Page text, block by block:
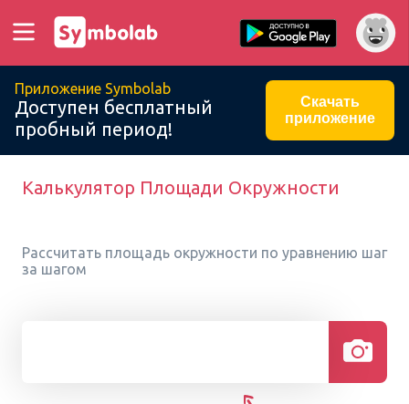
Приложение Symbolab
Доступен бесплатный
пробный период!
Скачать
приложение
Калькулятор Площади Окружности
Рассчитать площадь окружности по уравнению шаг
за шагом